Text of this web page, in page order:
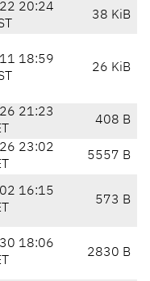
20:24
38 KiB
18:59
26 KiB
21:23
408 B
23:02
5557 B
16:15
573 B
18:06
2830 B